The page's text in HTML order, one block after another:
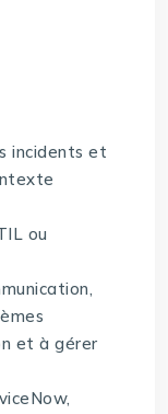
incidents et
ou
et à gérer